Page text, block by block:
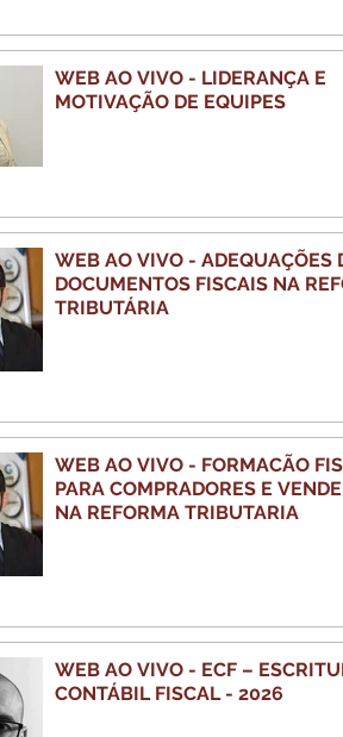
WEB AO VIVO - LIDERANÇA E
MOTIVAÇÃO DE EQUIPES
WEB AO VIVO - ADEQUAÇÕES
DOCUMENTOS FISCAIS NA
TRIBUTÁRIA
WEB AO VIVO - FORMACÃO
PARA COMPRADORES E
NA REFORMA TRIBUTARIA
WEB AO VIVO - ECF –
CONTÁBIL FISCAL - 2026